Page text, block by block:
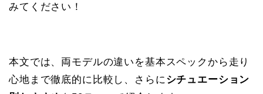
みてください！
本文では、両モデルの違いを基本スペックから走り
心地まで徹底的に比較し、さらに シチュエーション